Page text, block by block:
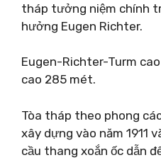
tháp tưởng niệm chính
hưởng Eugen Richter.
Eugen-Richter-Turm
cao 285 mét.
Tòa tháp theo phong
xây dựng vào năm 1911
cầu thang xoắn ốc dẫn